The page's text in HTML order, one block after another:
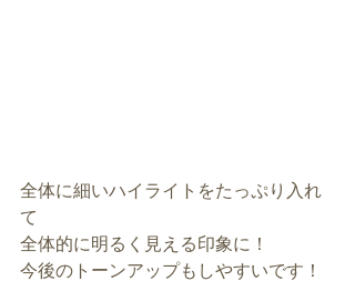
全体に細いハイライトをたっぷり入れ
て
全体的に明るく見える印象に！
今後のトーンアップもしやすいです！